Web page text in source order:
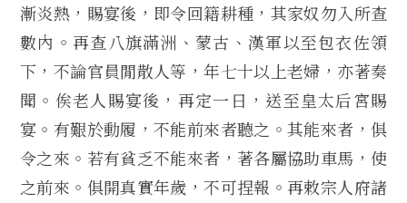
漸炎熱，賜宴後，即令回籍耕種，其家奴勿入所查
數內。再查八旗滿洲、蒙古、漢軍以至包衣佐領
下，不論官員閒散人等，年七十以上老婦，亦著奏
聞。俟老人賜宴後，再定一日，送至皇太后宮賜
宴。有艱於動履，不能前來者聽之。其能來者，俱
令之來。若有貧乏不能來者，著各屬協助車馬，使
之前來。俱開真實年歲，不可捏報。再敕宗人府諸